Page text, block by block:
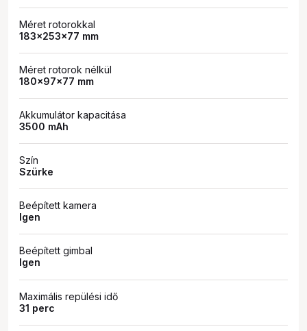
Méret rotorokkal
183×253×77 mm
Méret rotorok nélkül
180×97×77 mm
Akkumulátor kapacitása
3500 mAh
Szín
Szürke
Beépített kamera
Igen
Beépített gimbal
Igen
Maximális repülési idő
31 perc